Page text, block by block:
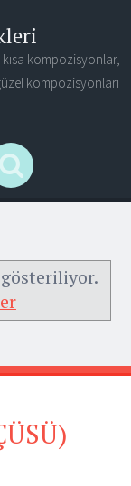
kompozisyonlar,
kompozisyonları
Links
Search